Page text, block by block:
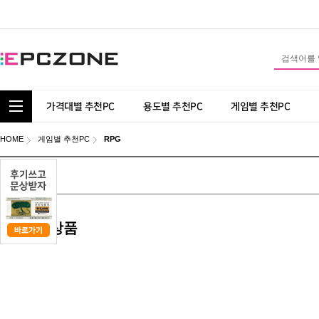
통합 카테고리 보기
가격대별 추천PC 용도별 추천PC 게임별 추천PC
HOME 게임별 추천PC RPG
전체 (0)
MD추천상품